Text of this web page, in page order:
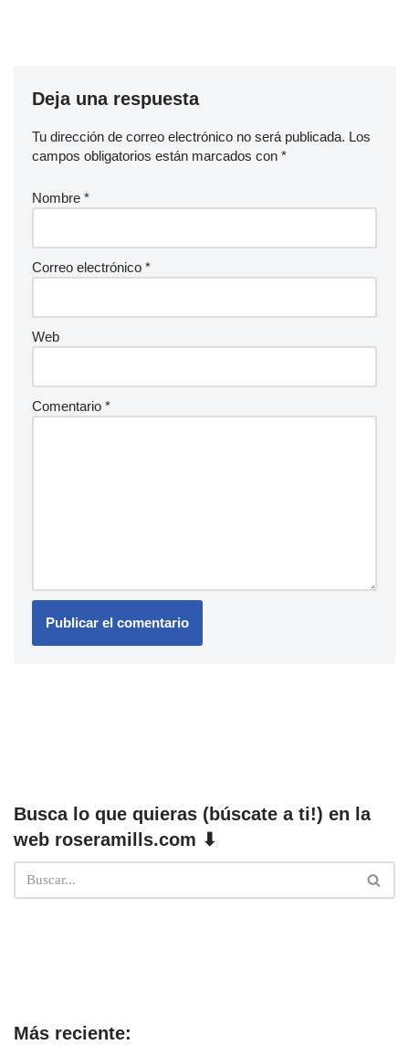
Deja una respuesta
Tu dirección de correo electrónico no será publicada. Los
campos obligatorios están marcados con *
Nombre *
Correo electrónico *
Web
Comentario *
Busca lo que quieras (búscate a ti!) en la
web roseramills.com ⬇
Más reciente: